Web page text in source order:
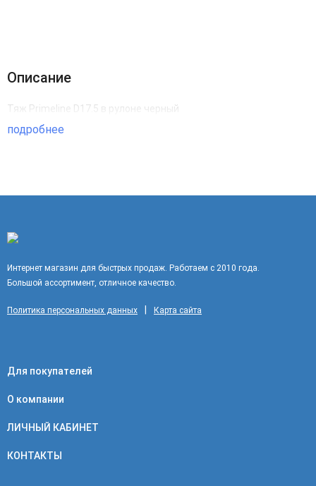
Описание
Тяж Primeline D17.5 в рулоне черный
подробнее
Интернет магазин для быстрых продаж. Работаем с 2010 года.
Большой ассортимент, отличное качество.
Политика персональных данных Карта сайта
Для покупателей
О компании
ЛИЧНЫЙ КАБИНЕТ
КОНТАКТЫ